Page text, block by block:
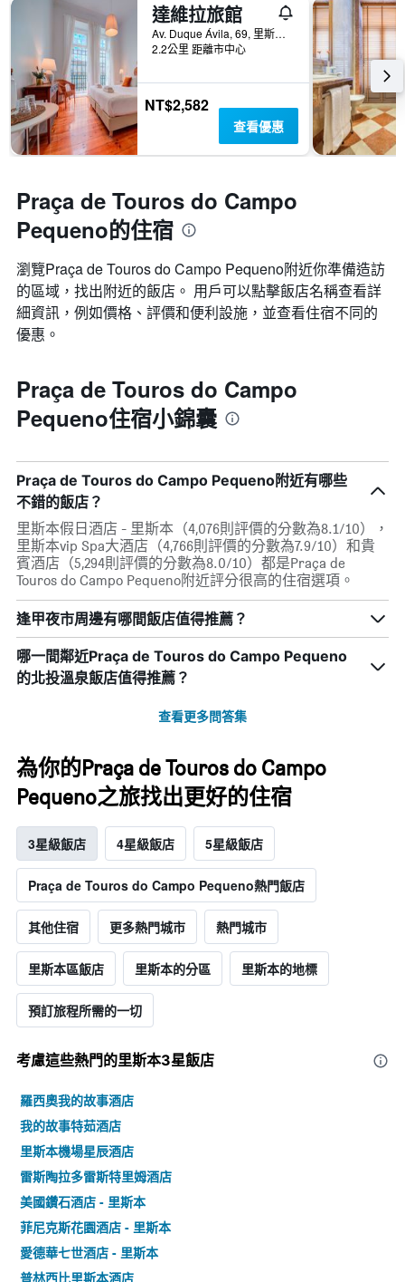
達維拉旅館
Av. Duque Ávila, 69, 里斯本, 里斯本區, 葡萄牙
2.2公里 距離市中心
NT$2,582
查看優惠
Praça de Touros do Campo
Pequeno的住宿
瀏覽Praça de Touros do Campo Pequeno​附近你準備造訪
的區域，找出附近的飯店。 用戶可以點擊飯店名稱查看詳
細資訊，例如價格、評價和便利設施，並查看住宿不同的
優惠。
Praça de Touros do Campo
Pequeno住宿小錦囊
Praça de Touros do Campo Pequeno附近有哪些
不錯的飯店？
里斯本假日酒店 - 里斯本（4,076則評價的分數為8.1/10），
里斯本vip Spa大酒店（4,766則評價的分數為7.9/10）和貴
賓酒店（5,294則評價的分數為8.0/10）都是Praça de
Touros do Campo Pequeno附近評分很高的住宿選項。
逢甲夜市周邊有哪間飯店值得推薦？
哪一間鄰近Praça de Touros do Campo Pequeno
的北投溫泉飯店值得推薦？
查看更多問答集
為你的Praça de Touros do Campo
Pequeno之旅找出更好的住宿
3星級飯店 4星級飯店 5星級飯店
Praça de Touros do Campo Pequeno熱門飯店
其他住宿 更多熱門城市 熱門城市
里斯本區飯店 里斯本的分區 里斯本的地標
預訂旅程所需的一切
考慮這些熱門的里斯本3星​飯店
羅西奧我的故事酒店
我的故事特茹酒店
里斯本機場星辰酒店
雷斯陶拉多雷斯特里姆酒店
美國鑽石酒店 - 里斯本
菲尼克斯花園酒店 - 里斯本
愛德華七世酒店 - 里斯本
普林西比里斯本酒店